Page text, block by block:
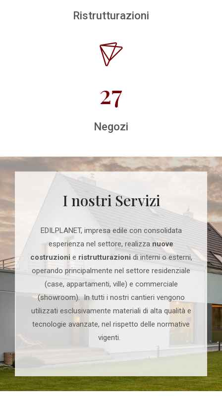
Ristrutturazioni
27
Negozi
I nostri Servizi
EDILPLANET, impresa edile con consolidata
esperienza nel settore, realizza nuove
costruzioni e ristrutturazionidi interni o esterni,
operando principalmente nel settore residenziale
(case, appartamenti, ville) e commerciale
(showroom). In tutti i nostri cantieri vengono
utilizzati esclusivamente materiali di alta qualità e
tecnologie avanzate, nel rispetto delle normative
vigenti.